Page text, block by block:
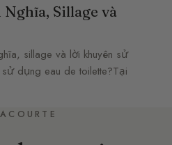
Sillage và
sillage và lời khuyên sử
dụng eau de toilette?Tại